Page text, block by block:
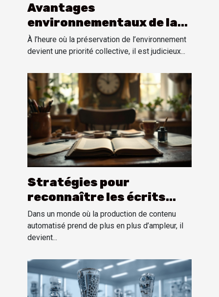
Avantages
environnementaux de la
location bus avec
chauffeur pour les
À l’heure où la préservation de l’environnement
devient une priorité collective, il est judicieux...
Stratégies pour
reconnaître les écrits
automatisés sans logiciel
spécialisé
Dans un monde où la production de contenu
automatisé prend de plus en plus d’ampleur, il
devient...